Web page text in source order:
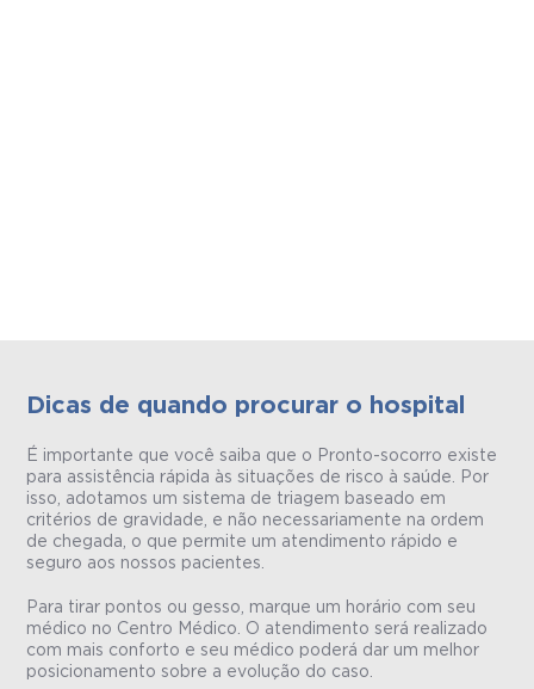
Dicas de quando procurar o hospital
É importante que você saiba que o Pronto-socorro existe
para assistência rápida às situações de risco à saúde. Por
isso, adotamos um sistema de triagem baseado em
critérios de gravidade, e não necessariamente na ordem
de chegada, o que permite um atendimento rápido e
seguro aos nossos pacientes.
Para tirar pontos ou gesso, marque um horário com seu
médico no Centro Médico. O atendimento será realizado
com mais conforto e seu médico poderá dar um melhor
posicionamento sobre a evolução do caso.